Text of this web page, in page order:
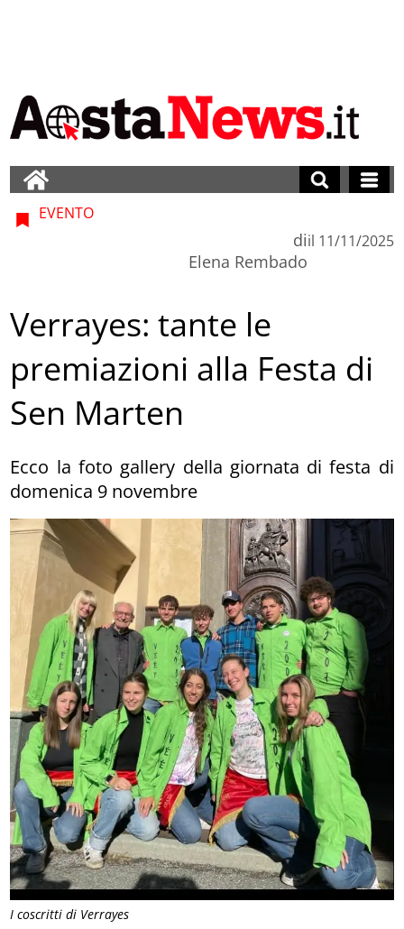
I coscritti di Verrayes
EVENTO
di
Elena Rembado
il 11/11/2025
Verrayes: tante le
premiazioni alla Festa di
Sen Marten
Ecco la foto gallery della giornata di festa di
domenica 9 novembre